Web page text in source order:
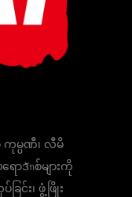
ကုမ္ပဏီ၊ လီမိ
ဒักစ်များကို
င်း၊ ဖွံ့ဖြိုး